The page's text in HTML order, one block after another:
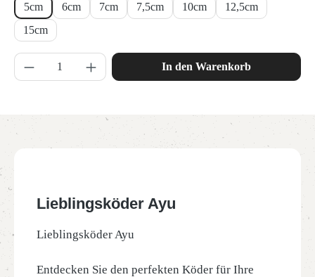
5cm 6cm 7cm 7,5cm 10cm
12,5cm
15cm
Produkt Anzahl: Gib den gewünschten Wert
In den Warenkorb
Lieblingsköder Ayu
Lieblingsköder Ayu
Entdecken Sie den perfekten Köder für Ihre